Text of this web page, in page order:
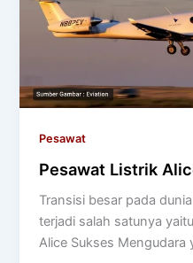
Pesawat
Pesawat Listrik
Transisi besar pada
terjadi salah satunya
Alice Sukses Mengudara